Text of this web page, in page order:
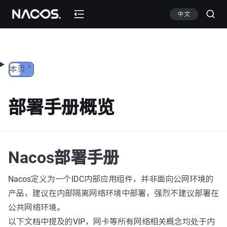
跳转到内容 中文
本页
部署手册概览
Nacos部署手册
Nacos定义为一个IDC内部应用组件，并非面向公网环境的
产品，建议在内部隔离网络环境中部署，强烈不建议部署在
公共网络环境。
以下文档中提及的VIP，网卡等所有网络相关概念均处于内